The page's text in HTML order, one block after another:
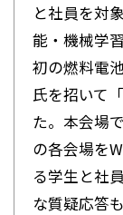
と社員を対
能・機械学
初の燃料電
氏を招いて
た。本会場
の各会場を
る学生と社
な質疑応答